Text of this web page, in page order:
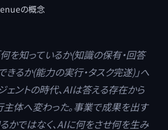
の概念
を知っているか(知識の保有・回答
きるか(能力の実行・タスク完遂)」へ
ェントの時代、AIは答える存在から
体へ変わった。事業で成果を出す
かではなく、AIに何をさせ何を生み